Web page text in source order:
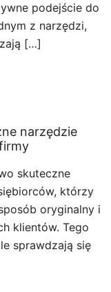
podejście do
z narzędzi,
[…]
narzędzie
skuteczne
którzy
oryginalny i
klientów. Tego
sprawdzają się